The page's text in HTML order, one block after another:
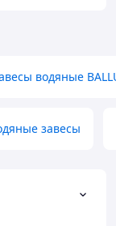
водяные
завесы